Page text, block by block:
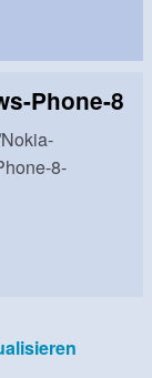
Phone-8
8-